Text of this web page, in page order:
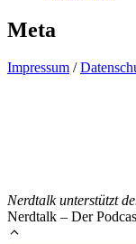
Meta
Impressum /
Nerdtalk unterstützt
Nerdtalk – Der